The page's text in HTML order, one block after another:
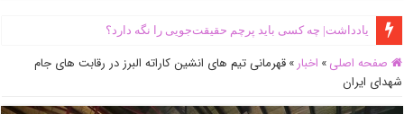
یادداشت| ‌چه کسی باید پرچم حقیقت‌جویی را نگه دارد؟
صفحه اصلی » اخبار » قهرمانی تیم های انشین کاراته البرز در رقابت های جام
شهدای ایران